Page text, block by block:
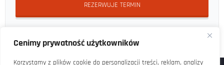
Cenimy prywatność użytkowników
Korzystamy z plików cookie do personalizacji treści, reklam, analizy
REZERWUJE TERMIN